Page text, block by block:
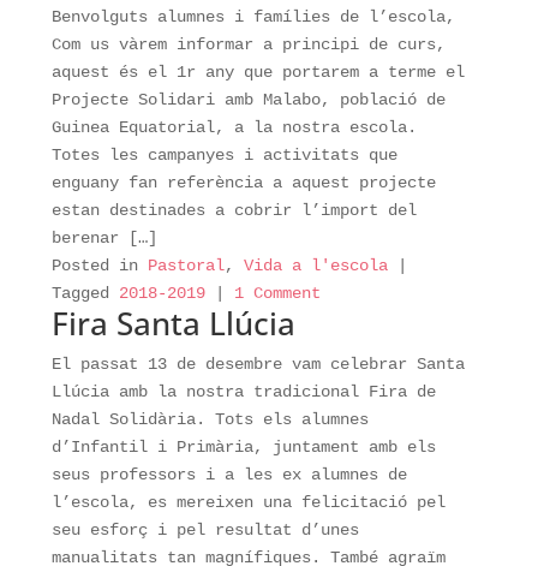
Benvolguts alumnes i famílies de l’escola,
Com us vàrem informar a principi de curs,
aquest és el 1r any que portarem a terme el
Projecte Solidari amb Malabo, població de
Guinea Equatorial, a la nostra escola.
Totes les campanyes i activitats que
enguany fan referència a aquest projecte
estan destinades a cobrir l’import del
berenar […]
Posted in Pastoral, Vida a l'escola
Tagged
2018-2019 1 Comment
Fira Santa Llúcia
El passat 13 de desembre vam celebrar Santa
Llúcia amb la nostra tradicional Fira de
Nadal Solidària. Tots els alumnes
d’Infantil i Primària, juntament amb els
seus professors i a les ex alumnes de
l’escola, es mereixen una felicitació pel
seu esforç i pel resultat d’unes
manualitats tan magnífiques. També agraïm